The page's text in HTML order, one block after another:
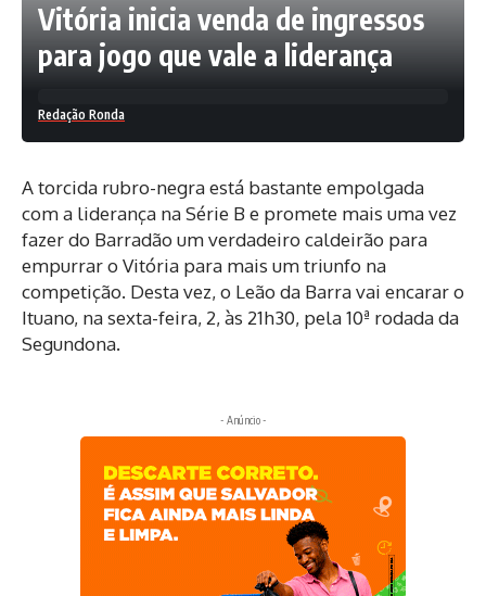
Vitória inicia venda de ingressos
para jogo que vale a liderança
Redação Ronda
A torcida rubro-negra está bastante empolgada
com a liderança na Série B e promete mais uma vez
fazer do Barradão um verdadeiro caldeirão para
empurrar o Vitória para mais um triunfo na
competição. Desta vez, o Leão da Barra vai encarar o
Ituano, na sexta-feira, 2, às 21h30, pela 10ª rodada da
Segundona.
- Anúncio -